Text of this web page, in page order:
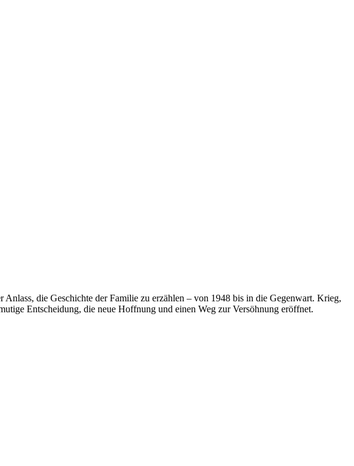
die Geschichte der Familie zu erzählen – von 1948 bis in die Gegenwart. Krieg,
Entscheidung, die neue Hoffnung und einen Weg zur Versöhnung eröffnet.